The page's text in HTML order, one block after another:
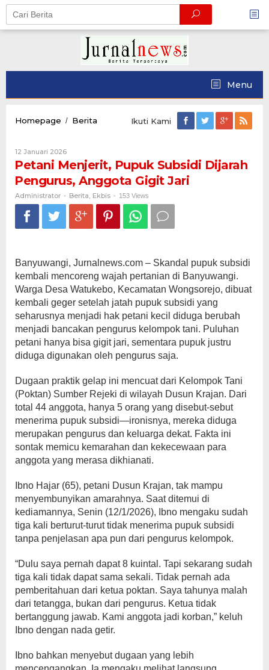
Skip
content
Menu
Homepage / Berita
Dijarah
Pengurus,
Anggota
Gigit
Jari
Ikuti Kami
12 Januari 2026Oleh
Administrator
Petani Menjerit, Pupuk Subsidi Dijarah
Pengurus, Anggota Gigit Jari
Administrator - Berita, Ekbis - 153 Views
Banyuwangi, Jurnalnews.com – Skandal pupuk subsidi
kembali mencoreng wajah pertanian di Banyuwangi.
Warga Desa Watukebo, Kecamatan Wongsorejo, dibuat
kembali geger setelah jatah pupuk subsidi yang
seharusnya menjadi hak petani kecil diduga berubah
menjadi bancakan pengurus kelompok tani. Puluhan
petani hanya bisa gigit jari, sementara pupuk justru
diduga digunakan oleh pengurus saja.
Dugaan praktik gelap ini mencuat dari Kelompok Tani
(Poktan) Sumber Rejeki di wilayah Dusun Krajan. Dari
total 44 anggota, hanya 5 orang yang disebut-sebut
menerima pupuk subsidi—ironisnya, mereka diduga
merupakan pengurus dan keluarga dekat. Fakta ini
sontak memicu kemarahan dan kekecewaan para
anggota yang merasa dikhianati.
Ibno Hajar (65), petani Dusun Krajan, tak mampu
menyembunyikan amarahnya. Saat ditemui di
kediamannya, Senin (12/1/2026), Ibno mengaku sudah
tiga kali berturut-turut tidak menerima pupuk subsidi
tanpa penjelasan apa pun dari pengurus kelompok.
“Dulu saya pernah dapat 8 kuintal. Tapi sekarang sudah
tiga kali tidak dapat sama sekali. Tidak pernah ada
pemberitahuan dari ketua poktan. Saya tahunya malah
dari tetangga, bukan dari pengurus. Ketua tidak
bertanggung jawab. Kami anggota jadi korban,” keluh
Ibno dengan nada getir.
Ibno bahkan menyebut dugaan yang lebih